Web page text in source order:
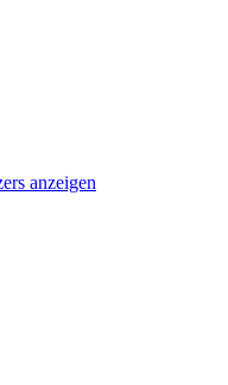
anzeigen